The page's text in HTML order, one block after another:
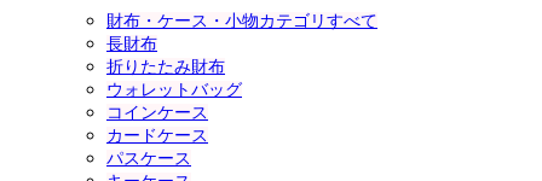
財布・ケース・小物カテゴリすべて
長財布
折りたたみ財布
ウォレットバッグ
コインケース
カードケース
パスケース